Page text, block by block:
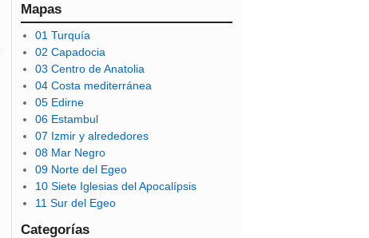
Mapas
01 Turquía
02 Capadocia
03 Centro de Anatolia
04 Costa mediterránea
05 Edirne
06 Estambul
07 Izmir y alrededores
08 Mar Negro
09 Norte del Egeo
10 Siete Iglesias del Apocalípsis
11 Sur del Egeo
Categorías